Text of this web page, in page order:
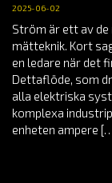
2025-06-02
Ström är ett av de
mätteknik. Kort
en ledare när det
Dettaflöde, som
alla elektriska
komplexa
enheten ampere